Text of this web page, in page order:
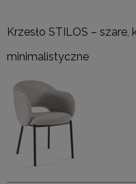
Krzesło STILOS – szare,
minimalistyczne